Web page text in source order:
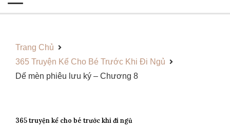
Trang Chủ
365 Truyện Kể Cho Bé Trước Khi Đi Ngủ
Dế mèn phiêu lưu ký – Chương 8
365 truyện kể cho bé trước khi đi ngủ